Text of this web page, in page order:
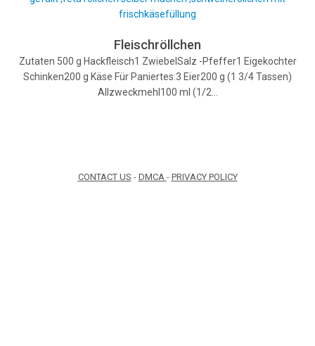
Fleischröllchen
Zutaten 500 g Hackfleisch1 ZwiebelSalz -Pfeffer1 Eigekochter
Schinken200 g Käse Für Paniertes:3 Eier200 g (1 3/4 Tassen)
Allzweckmehl100 ml (1/2…
CONTACT US - DMCA - PRIVACY POLICY